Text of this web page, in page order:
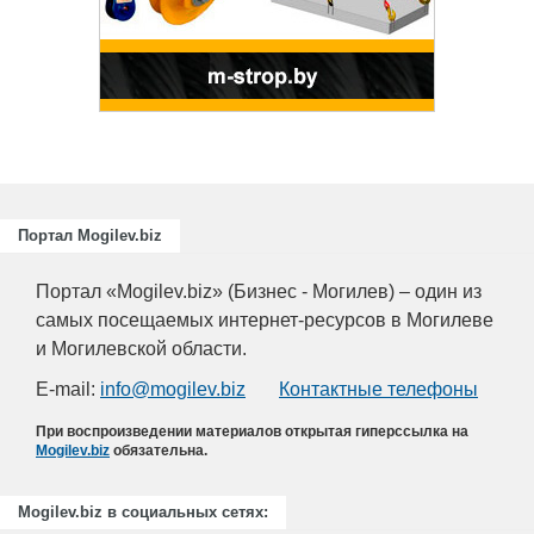
Портал Mogilev.biz
Портал «Mogilev.biz» (Бизнес - Могилев) – один из
самых посещаемых интернет-ресурсов в Могилеве
и Могилевской области.
E-mail: info@mogilev.biz Контактные телефоны
При воспроизведении материалов открытая гиперссылка на
Mogilev.biz обязательна.
Mogilev.biz в социальных сетях: